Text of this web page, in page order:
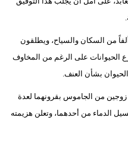
سيارات
كل عام يمتلئ الاستاد بحشد من 20 ألفاً من السكان والسياح، ويطلقون
الحيوانات على الرغم من المخاوف
بشأن العنف.
زوجين من الجاموس بقرونهما لعدة
الدماء من أحدهما، وتعلن هزيمته